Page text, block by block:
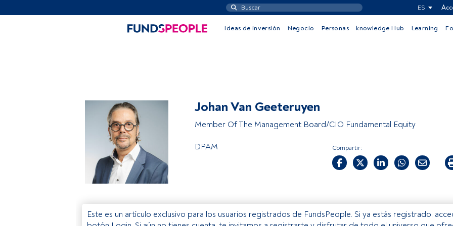
ES
Ideas de inversión Negocio Personas knowledge Hub Learning
Johan Van Geeteruyen
Member Of The Management Board/CIO Fundamental Equity
DPAM Compartir:
Este es un artículo exclusivo para los usuarios registrados de FundsPeople. Si ya estás registrado,